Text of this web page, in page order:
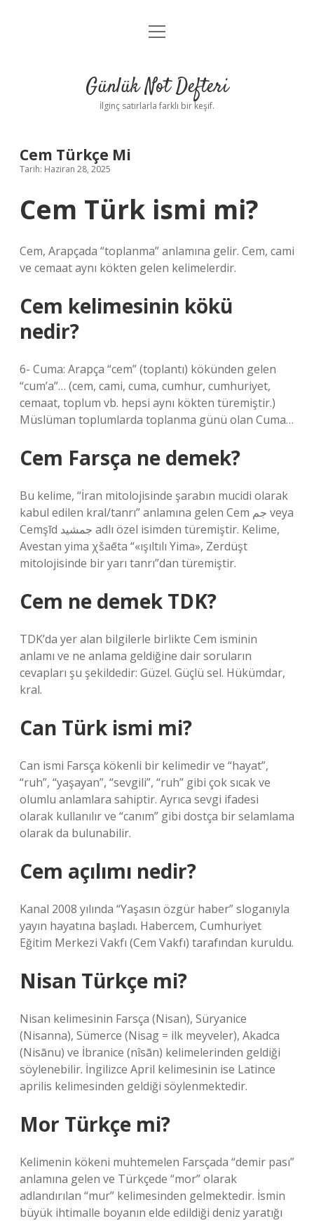
Anasayfa
Yasal Uyarı
menüyü
Günlük Not Defteri
İlginç satırlarla farklı bir keşif.
Cem Türkçe Mi
Tarih: Haziran 28, 2025
Cem Türk ismi mi?
Cem, Arapçada “toplanma” anlamına gelir. Cem, cami
ve cemaat aynı kökten gelen kelimelerdir.
Cem kelimesinin kökü
nedir?
6- Cuma: Arapça “cem” (toplantı) kökünden gelen
“cum’a”… (cem, cami, cuma, cumhur, cumhuriyet,
cemaat, toplum vb. hepsi aynı kökten türemiştir.)
Müslüman toplumlarda toplanma günü olan Cuma…
Cem Farsça ne demek?
Bu kelime, “İran mitolojisinde şarabın mucidi olarak
kabul edilen kral/tanrı” anlamına gelen Cem جم veya
Cemşīd جمشید adlı özel isimden türemiştir. Kelime,
Avestan yima χšaēta “«ışıltılı Yima», Zerdüşt
mitolojisinde bir yarı tanrı”dan türemiştir.
Cem ne demek TDK?
TDK’da yer alan bilgilerle birlikte Cem isminin
anlamı ve ne anlama geldiğine dair soruların
cevapları şu şekildedir: Güzel. Güçlü sel. Hükümdar,
kral.
Can Türk ismi mi?
Can ismi Farsça kökenli bir kelimedir ve “hayat”,
“ruh”, “yaşayan”, “sevgili”, “ruh” gibi çok sıcak ve
olumlu anlamlara sahiptir. Ayrıca sevgi ifadesi
olarak kullanılır ve “canım” gibi dostça bir selamlama
olarak da bulunabilir.
Cem açılımı nedir?
Kanal 2008 yılında “Yaşasın özgür haber” sloganıyla
yayın hayatına başladı. Habercem, Cumhuriyet
Eğitim Merkezi Vakfı (Cem Vakfı) tarafından kuruldu.
Nisan Türkçe mi?
Nisan kelimesinin Farsça (Nisan), Süryanice
(Nisanna), Sümerce (Nisag = ilk meyveler), Akadca
(Nisānu) ve İbranice (nîsān) kelimelerinden geldiği
söylenebilir. İngilizce April kelimesinin ise Latince
aprilis kelimesinden geldiği söylenmektedir.
Mor Türkçe mi?
Kelimenin kökeni muhtemelen Farsçada “demir pası”
anlamına gelen ve Türkçede “mor” olarak
adlandırılan “mur” kelimesinden gelmektedir. İsmin
büyük ihtimalle boyanın elde edildiği deniz yaratığı